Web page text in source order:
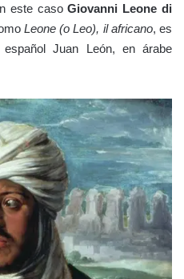
este casoGiovanni Leone di
Leone (o Leo), il africano, es
español Juan León, en árabe